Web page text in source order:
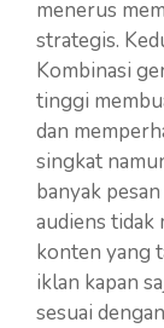
menerus
strategis.
Kombinasi
tinggi
dan
singkat
banyak
audiens tidak
konten yang
iklan kapan
sesuai